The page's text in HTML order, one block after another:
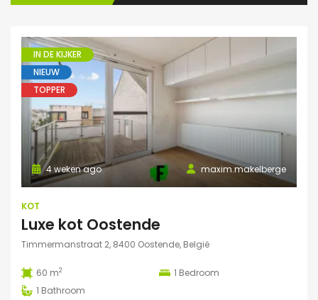
IN DE KIJKER
NIEUW
TOPPER
maxim.makelberge
4 weken ago
KOT
Luxe kot Oostende
Timmermanstraat 2, 8400 Oostende, België
60 m2 1 Bedroom
1 Bathroom